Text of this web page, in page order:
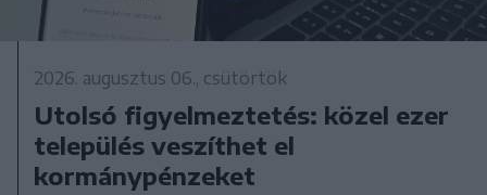
2026. augusztus 06., csütörtök
Utolsó figyelmeztetés: közel ezer
település veszíthet el
kormánypénzeket